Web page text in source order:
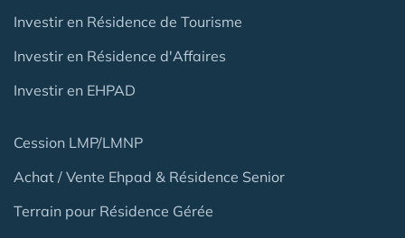
Investir en Résidence de Tourisme
Investir en Résidence d'Affaires
Investir en EHPAD
Cession LMP/LMNP
Achat / Vente Ehpad & Résidence Senior
Terrain pour Résidence Gérée